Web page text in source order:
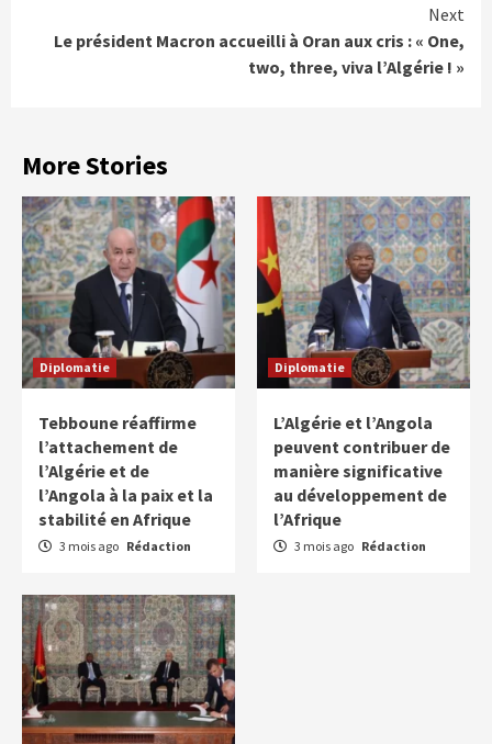
Next
Le président Macron accueilli à Oran aux cris : « One,
two, three, viva l’Algérie ! »
More Stories
Diplomatie
Tebboune réaffirme
l’attachement de
l’Algérie et de
l’Angola à la paix et la
stabilité en Afrique
3 mois ago Rédaction
Diplomatie
L’Algérie et l’Angola
peuvent contribuer de
manière significative
au développement de
l’Afrique
3 mois ago Rédaction